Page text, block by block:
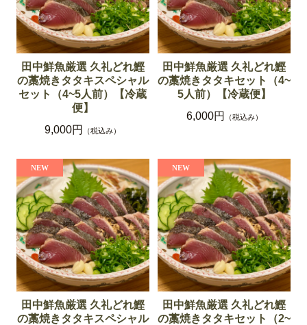
田中鮮魚厳選 久礼どれ鰹
の藁焼きタタキスペシャル
セット（4~5人前）【冷蔵
便】
9,000円
（税込み）
田中鮮魚厳選 久礼どれ鰹
の藁焼きタタキセット（4~
5人前）【冷蔵便】
6,000円
（税込み）
田中鮮魚厳選 久礼どれ鰹
の藁焼きタタキスペシャル
田中鮮魚厳選 久礼どれ鰹
の藁焼きタタキセット（2~